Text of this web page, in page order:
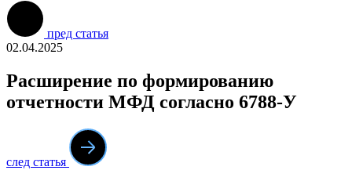
пред статья
02.04.2025
Расширение по формированию
отчетности МФД согласно 6788-У
след статья